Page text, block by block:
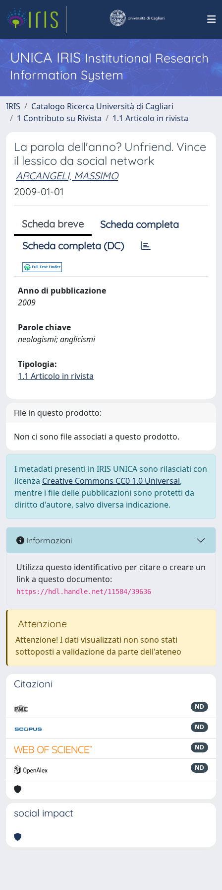
UNICA IRISInstitutional Research
Information System
IRIS
Catalogo Ricerca Università di Cagliari
1 Contributo su Rivista
1.1 Articolo in rivista
La parola dell'anno? Unfriend. Vince
il lessico da social network
ARCANGELI, MASSIMO
2009-01-01
Scheda breve
Scheda completa
Scheda completa (DC)
Anno di pubblicazione
2009
Parole chiave
neologismi; anglicismi
Tipologia:
1.1 Articolo in rivista
File in questo prodotto:
Non ci sono file associati a questo prodotto.
I metadati presenti in IRIS UNICA sono rilasciati con
licenza Creative Commons CC0 1.0 Universal,
mentre i file delle pubblicazioni sono protetti da
diritto d'autore, salvo diversa indicazione.
Informazioni
Utilizza questo identificativo per citare o creare un
link a questo documento:
https://hdl.handle.net/11584/39636
Attenzione
Attenzione! I dati visualizzati non sono stati
sottoposti a validazione da parte dell'ateneo
Citazioni
ND
ND
ND
ND
social impact